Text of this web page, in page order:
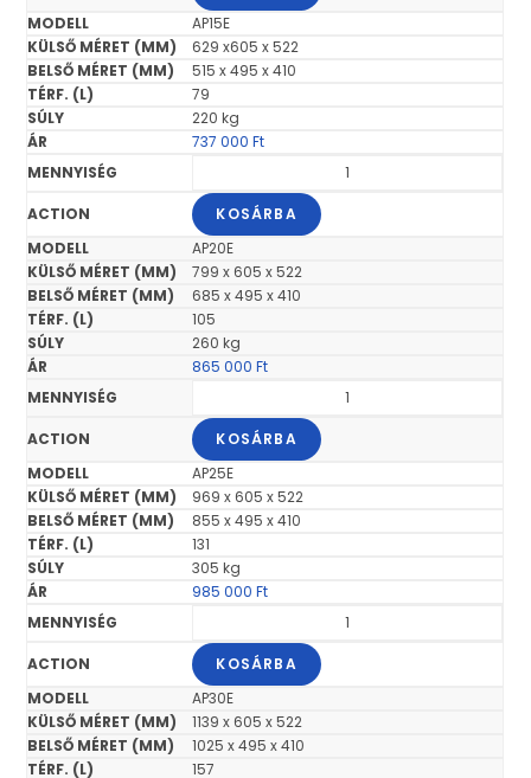
AP15E
629 x605 x 522
515 x 495 x 410
79
220 kg
737 000Ft
KOSÁRBA
AP20E
799 x 605 x 522
685 x 495 x 410
105
260 kg
865 000Ft
KOSÁRBA
AP25E
969 x 605 x 522
855 x 495 x 410
131
305 kg
985 000Ft
KOSÁRBA
AP30E
1139 x 605 x 522
1025 x 495 x 410
157